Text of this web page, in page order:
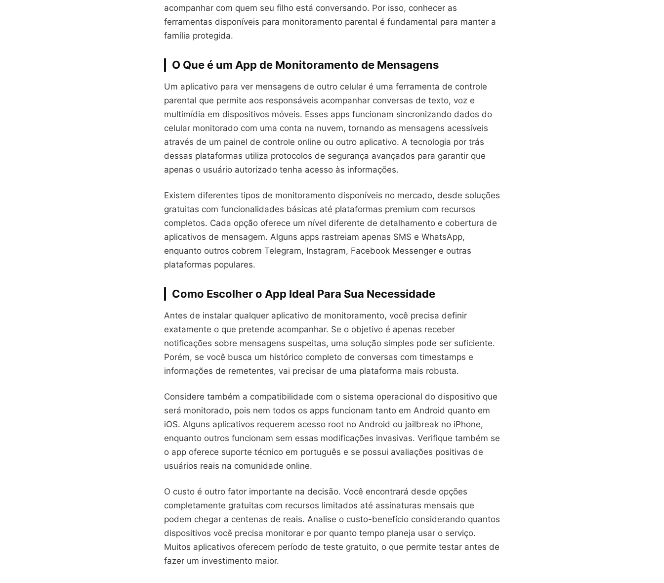
acompanhar com quem seu filho está conversando. Por isso, conhecer as
ferramentas disponíveis para monitoramento parental é fundamental para manter a
família protegida.
O Que é um App de Monitoramento de Mensagens
Um aplicativo para ver mensagens de outro celular é uma ferramenta de controle
parental que permite aos responsáveis acompanhar conversas de texto, voz e
multimídia em dispositivos móveis. Esses apps funcionam sincronizando dados do
celular monitorado com uma conta na nuvem, tornando as mensagens acessíveis
através de um painel de controle online ou outro aplicativo. A tecnologia por trás
dessas plataformas utiliza protocolos de segurança avançados para garantir que
apenas o usuário autorizado tenha acesso às informações.
Existem diferentes tipos de monitoramento disponíveis no mercado, desde soluções
gratuitas com funcionalidades básicas até plataformas premium com recursos
completos. Cada opção oferece um nível diferente de detalhamento e cobertura de
aplicativos de mensagem. Alguns apps rastreiam apenas SMS e WhatsApp,
enquanto outros cobrem Telegram, Instagram, Facebook Messenger e outras
plataformas populares.
Como Escolher o App Ideal Para Sua Necessidade
Antes de instalar qualquer aplicativo de monitoramento, você precisa definir
exatamente o que pretende acompanhar. Se o objetivo é apenas receber
notificações sobre mensagens suspeitas, uma solução simples pode ser suficiente.
Porém, se você busca um histórico completo de conversas com timestamps e
informações de remetentes, vai precisar de uma plataforma mais robusta.
Considere também a compatibilidade com o sistema operacional do dispositivo que
será monitorado, pois nem todos os apps funcionam tanto em Android quanto em
iOS. Alguns aplicativos requerem acesso root no Android ou jailbreak no iPhone,
enquanto outros funcionam sem essas modificações invasivas. Verifique também se
o app oferece suporte técnico em português e se possui avaliações positivas de
usuários reais na comunidade online.
O custo é outro fator importante na decisão. Você encontrará desde opções
completamente gratuitas com recursos limitados até assinaturas mensais que
podem chegar a centenas de reais. Analise o custo-benefício considerando quantos
dispositivos você precisa monitorar e por quanto tempo planeja usar o serviço.
Muitos aplicativos oferecem período de teste gratuito, o que permite testar antes de
fazer um investimento maior.